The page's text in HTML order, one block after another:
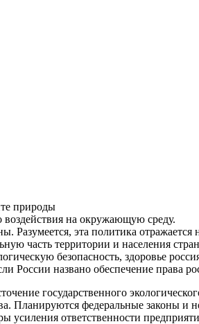
природы
на окружающую среду.
Разумеется, эта политика
часть территории и населения
безопасность, здоровье
России названо обеспечение права
государственного
Планируются федеральные законы
ответственности